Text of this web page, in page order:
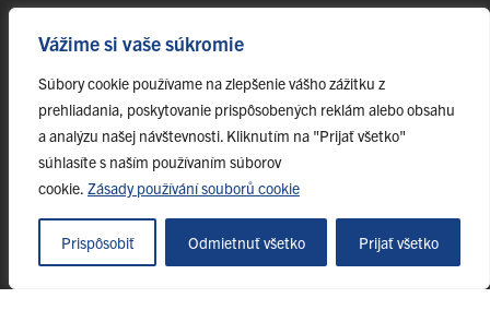
Vážime si vaše súkromie
Súbory cookie používame na zlepšenie vášho zážitku z
prehliadania, poskytovanie prispôsobených reklám alebo obsahu
a analýzu našej návštevnosti. Kliknutím na "Prijať všetko"
súhlasíte s naším používaním súborov
cookie. Zásady používání souborů cookie
Prispôsobiť Odmietnuť všetko Prijať všetko
Projekty
Špičkové tímy
TIP-UPJŠ
Vedecké parky
Evidencia publikačnej činnosti
Habilitačné a vymenúvacie konania